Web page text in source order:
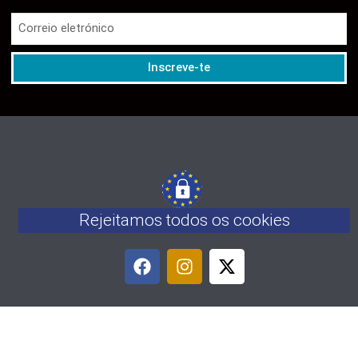
Inscreve-te
Rejeitamos todos os cookies